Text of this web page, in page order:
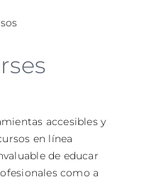
accesibles y
en línea
de educar
como a